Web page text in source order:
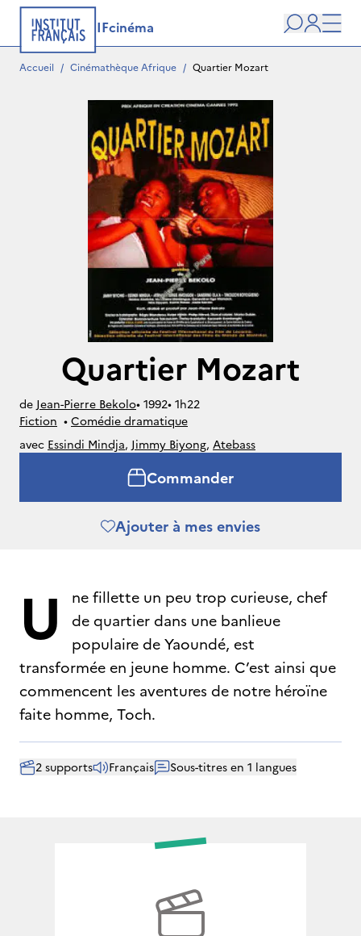
IFcinéma
user
Accueil / Cinémathèque Afrique / Quartier Mozart
Quartier Mozart
de Jean-Pierre Bekolo• 1992• 1h22
Fiction • Comédie dramatique
avec Essindi Mindja, Jimmy Biyong, Atebass
Commander
Ajouter à mes envies
U
ne fillette un peu trop curieuse, chef
de quartier dans une banlieue
populaire de Yaoundé, est
transformée en jeune homme. C’est ainsi que
commencent les aventures de notre héroïne
faite homme, Toch.
2 supports Français Sous-titres en 1 langues